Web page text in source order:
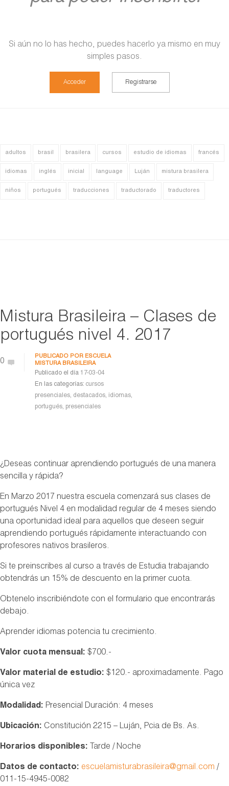
Si aún no lo has hecho, puedes hacerlo ya mismo en muy
simples pasos.
Acceder Registrarse
adultos brasil brasilera cursos estudio de idiomas francés
idiomas inglés inicial language Luján mistura brasilera
niños portugués traducciones traductorado traductores
Mistura Brasileira – Clases de
portugués nivel 4. 2017
0
PUBLICADO POR ESCUELA
MISTURA BRASILEIRA
Publicado el día 17-03-04
En las categorías: cursos
presenciales, destacados, idiomas,
portugués, presenciales
¿Deseas continuar aprendiendo portugués de una manera
sencilla y rápida?
En Marzo 2017 nuestra escuela comenzará sus clases de
portugués Nivel 4 en modalidad regular de 4 meses siendo
una oportunidad ideal para aquellos que deseen seguir
aprendiendo portugués rápidamente interactuando con
profesores nativos brasileros.
Si te preinscribes al curso a través de Estudia trabajando
obtendrás un 15% de descuento en la primer cuota.
Obtenelo inscribiéndote con el formulario que encontrarás
debajo.
Aprender idiomas potencia tu crecimiento.
Valor cuota mensual: $700.-
Valor material de estudio: $120.- aproximadamente. Pago
única vez
Modalidad: Presencial Duración: 4 meses
Ubicación: Constitución 2215 – Luján, Pcia de Bs. As.
Horarios disponibles: Tarde / Noche
Datos de contacto: escuelamisturabrasileira@gmail.com /
011-15-4945-0082